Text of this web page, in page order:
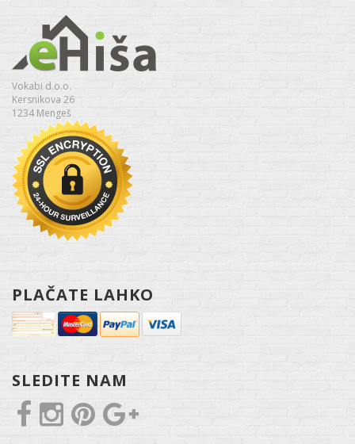
Vokabi d.o.o.
Kersnikova 26
1234 Mengeš
PLAČATE LAHKO
SLEDITE NAM